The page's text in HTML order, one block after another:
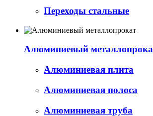
Переходы стальные
Алюминиевый
Алюминиевая плита
Алюминиевая полоса
Алюминиевая труба